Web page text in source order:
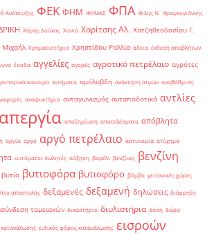
Ανάπτυξης ΦΕΚ ΦΗΜ ΦΗΜΑΣ ΦΠΑ Φίλης Ν. Φραγκογιάννης
Χάρης Δούκας Χανιά Χαρίτσης Αλ. Χατζηθεοδοσίου Γ.
Μιχαήλ Χρηματιστήριο Χρηστίδου Ραλλία άδεια έκθεση αποβλήτων
έσοδα αγγελίες αγορές αγροτικό πετρέλαιο αγρότες
καύσιμα αιτήματα αμόλυβδη ανάκτηση ατμών αναβάθμιση
αναψυκτήρια ανταγωνισμός ανταποδοτικά αντλίες
απεργία αποζημίωση αποτελέσματα απόβλητα
αργία αργό αργό πετρέλαιο αστυνομία ατύχημα
αυτόματοι πωλητές αύξηση βαρέλι βενζίνες βενζίνη
βυτίο βυτιοφόρα βυτιοφόρο βόμβα γειτονικές χώρες
αποστολής δεξαμενές δεξαμενή δηλώσεις διάρρηξη
ταμειακών δικαστήριο διυλιστήρια δόση δώρα
ειδικός φόρος κατανάλωσης εισροών